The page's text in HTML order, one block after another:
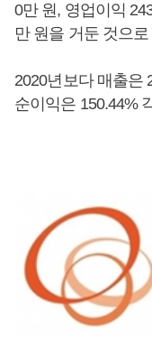
0만 원, 영업이익
만 원을 거둔 것으
2020년보다 매출은
순이익은 150.44%